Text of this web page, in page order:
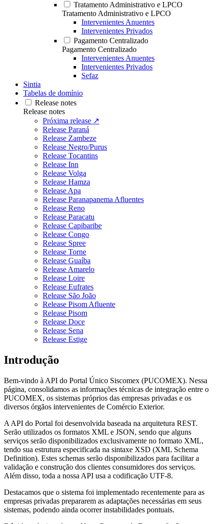
Tratamento Administrativo e LPCO
Tratamento Administrativo e LPCO
Intervenientes Anuentes
Intervenientes Privados
Pagamento Centralizado
Pagamento Centralizado
Intervenientes Anuentes
Intervenientes Privados
Sefaz
Sintia
Tabelas de domínio
Release notes
Release notes
Próxima release ↗
Release Paraná
Release Zambeze
Release Negro/Purus
Release Tocantins
Release Inn
Release Volga
Release Hamza
Release Apa
Release Paranapanema Afluentes
Release Reno
Release Paracatu
Release Capibaribe
Release Congo
Release Spree
Release Torne
Release Guaíba
Release Amarelo
Release Loire
Release Eufrates
Release São João
Release Pisom Afluente
Release Pisom
Release Doce
Release Sena
Release Estige
Introdução
Bem-vindo à API do Portal Único Siscomex (PUCOMEX). Nessa
página, consolidamos as informações técnicas de integração entre o
PUCOMEX, os sistemas próprios das empresas privadas e os
diversos órgãos intervenientes de Comércio Exterior.
A API do Portal foi desenvolvida baseada na arquitetura REST.
Serão utilizados os formatos XML e JSON, sendo que alguns
serviços serão disponibilizados exclusivamente no formato XML,
tendo sua estrutura especificada na sintaxe XSD (XML Schema
Definition). Estes schemas serão disponibilizados para facilitar a
validação e construção dos clientes consumidores dos serviços.
Além disso, toda a nossa API usa a codificação UTF-8.
Destacamos que o sistema foi implementado recentemente para as
empresas privadas prepararem as adaptações necessárias em seus
sistemas, podendo ainda ocorrer instabilidades pontuais.